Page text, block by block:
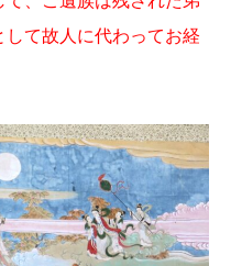
て故人に代わってお経